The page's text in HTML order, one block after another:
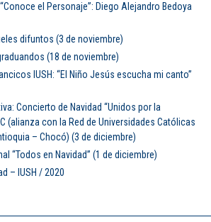
el Personaje”: Diego Alejandro Bedoya
difuntos (3 de noviembre)
(18 de noviembre)
IUSH: “El Niño Jesús escucha mi canto”
Concierto de Navidad “Unidos por la
(alianza con la Red de Universidades Católicas
– Chocó) (3 de diciembre)
“Todos en Navidad” (1 de diciembre)
– IUSH / 2020